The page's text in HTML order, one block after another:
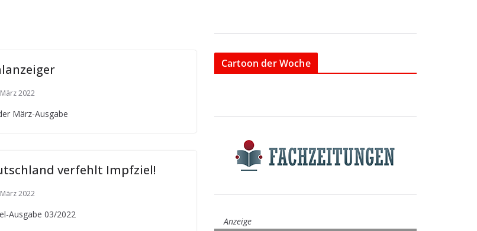
2022
März-Ausgabe
verfehlt Impfziel!
2022
Ausgabe 03/2022
Cartoon der Woche
Anzeige